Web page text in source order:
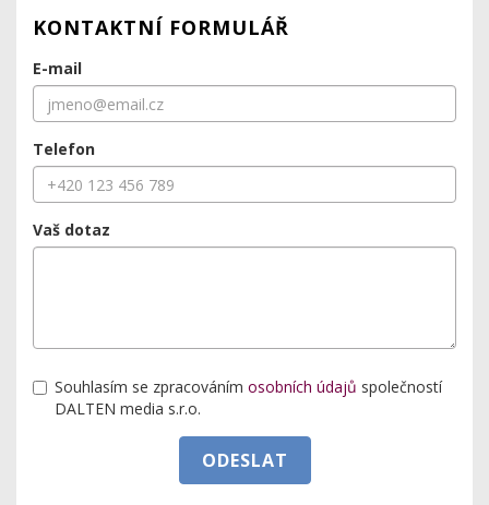
KONTAKTNÍ FORMULÁŘ
E-mail
Telefon
Vaš dotaz
Souhlasím se zpracováním osobních údajů společností
DALTEN media s.r.o.
ODESLAT